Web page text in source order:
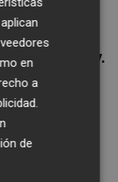
a Murcia,
en su ley.
mujer que
todas las
del
carros
en
a
.
de